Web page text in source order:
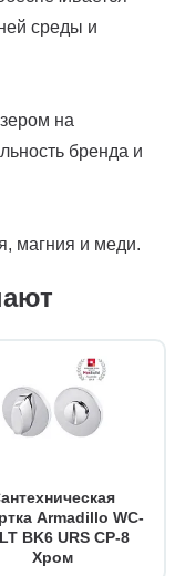
среды и
на
бренда и
магния и меди.
Armadillo WC-
BK6 URS CP-8
Хром